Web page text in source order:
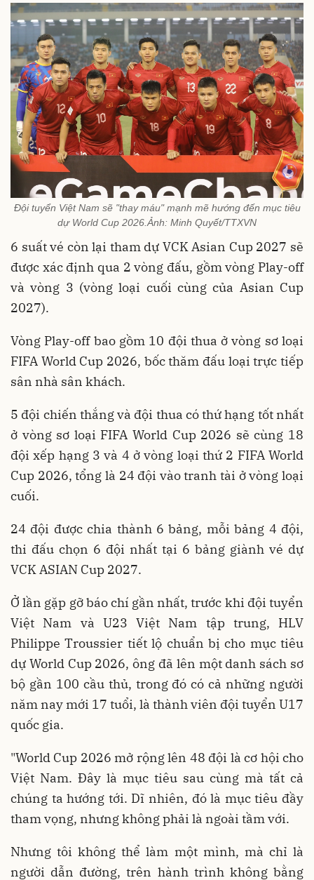
Đội tuyển Việt Nam sẽ "thay máu" mạnh mẽ hướng đến mục tiêu
dự World Cup 2026.Ảnh: Minh Quyết/TTXVN
6 suất vé còn lại tham dự VCK Asian Cup 2027 sẽ
được xác định qua 2 vòng đấu, gồm vòng Play-off
và vòng 3 (vòng loại cuối cùng của Asian Cup
2027).
Vòng Play-off bao gồm 10 đội thua ở vòng sơ loại
FIFA World Cup 2026, bốc thăm đấu loại trực tiếp
sân nhà sân khách.
5 đội chiến thắng và đội thua có thứ hạng tốt nhất
ở vòng sơ loại FIFA World Cup 2026 sẽ cùng 18
đội xếp hạng 3 và 4 ở vòng loại thứ 2 FIFA World
Cup 2026, tổng là 24 đội vào tranh tài ở vòng loại
cuối.
24 đội được chia thành 6 bảng, mỗi bảng 4 đội,
thi đấu chọn 6 đội nhất tại 6 bảng giành vé dự
VCK ASIAN Cup 2027.
Ở lần gặp gỡ báo chí gần nhất, trước khi đội tuyển
Việt Nam và U23 Việt Nam tập trung, HLV
Philippe Troussier tiết lộ chuẩn bị cho mục tiêu
dự World Cup 2026, ông đã lên một danh sách sơ
bộ gần 100 cầu thủ, trong đó có cả những người
năm nay mới 17 tuổi, là thành viên đội tuyển U17
quốc gia.
"World Cup 2026 mở rộng lên 48 đội là cơ hội cho
Việt Nam. Đây là mục tiêu sau cùng mà tất cả
chúng ta hướng tới. Dĩ nhiên, đó là mục tiêu đầy
tham vọng, nhưng không phải là ngoài tầm với.
Nhưng tôi không thể làm một mình, mà chỉ là
người dẫn đường, trên hành trình không bằng